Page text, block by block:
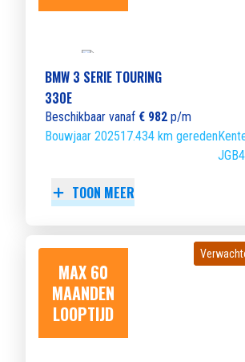
BMW 3 SERIE TOURING
330E
Beschikbaar vanaf € 982 p/m
Bouwjaar 202517.434 km gereden
TOON MEER
MAX 60
MAANDEN
LOOPTIJD